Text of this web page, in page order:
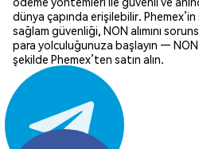
dünya çapında erişilebilir.
sağlam güvenliği, NON alımını
para yolculuğunuza başlayın — NON
şekilde Phemex’ten satın alın.